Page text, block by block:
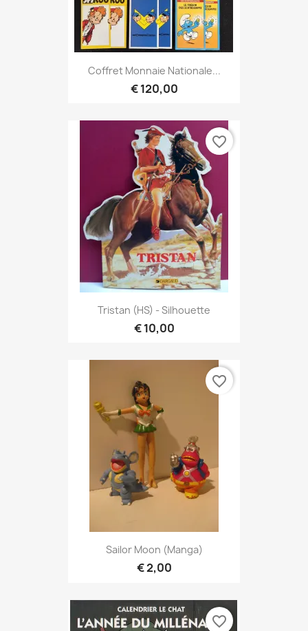
Coffret Monnaie Nationale...
€ 120,00
Tristan (HS) - Silhouette
€ 10,00
favorite_border
Sailor Moon (Manga)
€ 2,00
favorite_border
favorite_border